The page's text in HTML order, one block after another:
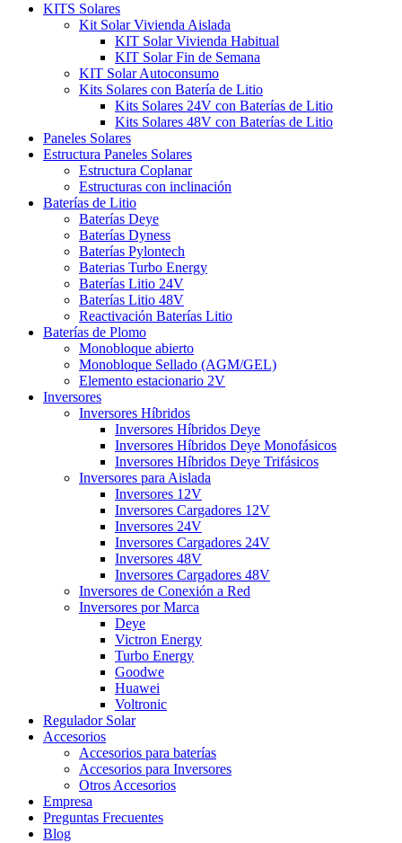
KITS Solares
Kit Solar Vivienda Aislada
KIT Solar Vivienda Habitual
KIT Solar Fin de Semana
KIT Solar Autoconsumo
Kits Solares con Batería de Litio
Kits Solares 24V con Baterías de Litio
Kits Solares 48V con Baterías de Litio
Paneles Solares
Estructura Paneles Solares
Estructura Coplanar
Estructuras con inclinación
Baterías de Litio
Baterías Deye
Baterías Dyness
Baterías Pylontech
Baterias Turbo Energy
Baterías Litio 24V
Baterías Litio 48V
Reactivación Baterías Litio
Baterías de Plomo
Monobloque abierto
Monobloque Sellado (AGM/GEL)
Elemento estacionario 2V
Inversores
Inversores Híbridos
Inversores Híbridos Deye
Inversores Híbridos Deye Monofásicos
Inversores Híbridos Deye Trifásicos
Inversores para Aislada
Inversores 12V
Inversores Cargadores 12V
Inversores 24V
Inversores Cargadores 24V
Inversores 48V
Inversores Cargadores 48V
Inversores de Conexión a Red
Inversores por Marca
Deye
Victron Energy
Turbo Energy
Goodwe
Huawei
Voltronic
Regulador Solar
Accesorios
Accesorios para baterías
Accesorios para Inversores
Otros Accesorios
Empresa
Preguntas Frecuentes
Blog